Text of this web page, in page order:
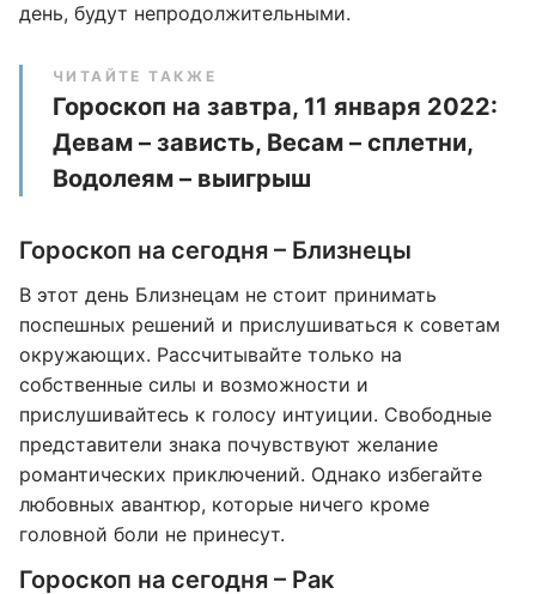
день, будут непродолжительными.
ЧИТАЙТЕ ТАКЖЕ
Гороскоп на завтра, 11 января 2022:
Девам – зависть, Весам – сплетни,
Водолеям – выигрыш
Гороскоп на сегодня – Близнецы
В этот день Близнецам не стоит принимать
поспешных решений и прислушиваться к советам
окружающих. Рассчитывайте только на
собственные силы и возможности и
прислушивайтесь к голосу интуиции. Свободные
представители знака почувствуют желание
романтических приключений. Однако избегайте
любовных авантюр, которые ничего кроме
головной боли не принесут.
Гороскоп на сегодня – Рак